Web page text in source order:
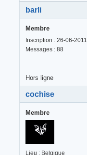
barli
Membre
Inscription : 26-06-2011
Messages : 88
Hors ligne
cochise
Membre
Lieu : Belgique